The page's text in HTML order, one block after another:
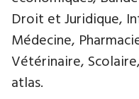
Droit et Juridique,
Médecine,
Vétérinaire,
atlas.